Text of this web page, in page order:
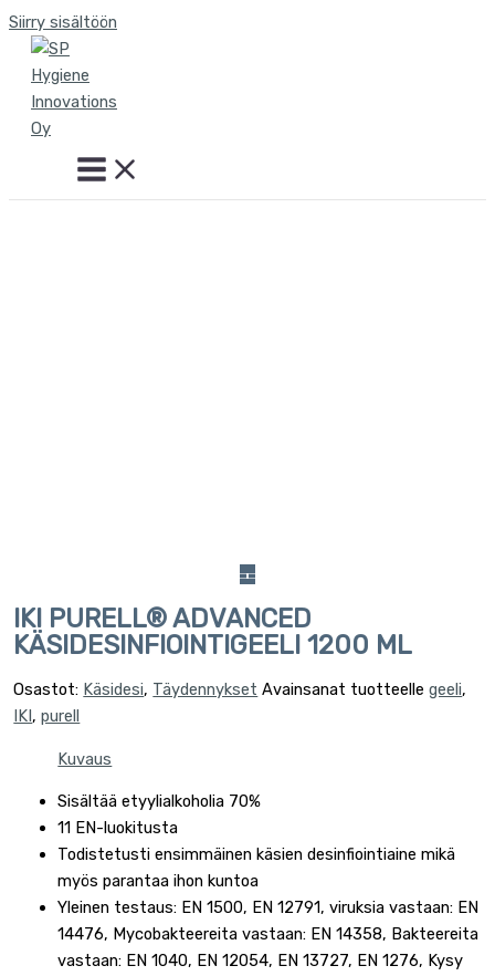
Siirry sisältöön
IKI PURELL® ADVANCED
KÄSIDESINFIOINTIGEELI 1200 ML
Osastot: Käsidesi, Täydennykset Avainsanat tuotteellegeeli,
IKI,purell
Kuvaus
Sisältää etyylialkoholia 70%
11 EN-luokitusta
Todistetusti ensimmäinen käsien desinfiointiaine mikä
myös parantaa ihon kuntoa
Yleinen testaus: EN 1500, EN 12791, viruksia vastaan: EN
14476, Mycobakteereita vastaan: EN 14358, Bakteereita
vastaan: EN 1040, EN 12054, EN 13727, EN 1276, Kysy